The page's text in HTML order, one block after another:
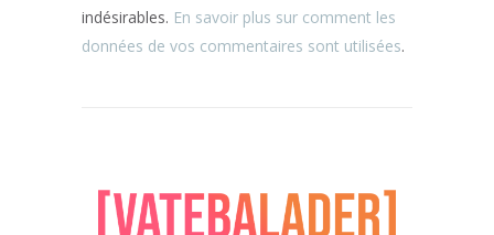
indésirables. En savoir plus sur comment les
données de vos commentaires sont utilisées.